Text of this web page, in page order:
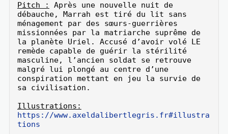
Pitch :
Après une nouvelle nuit de
débauche, Marrah est tiré du lit sans
ménagement par des sœurs-guerrières
missionnées par la matriarche suprême de
la planète Uriel. Accusé d’avoir volé LE
remède capable de guérir la stérilité
masculine, l’ancien soldat se retrouve
malgré lui plongé au centre d’une
conspiration mettant en jeu la survie de
sa civilisation.
Illustrations:
https://www.axeldalibertlegris.fr#illustra
tions